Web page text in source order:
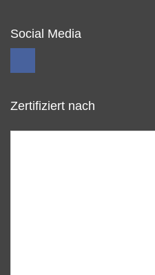
Social Media
Zertifiziert nach